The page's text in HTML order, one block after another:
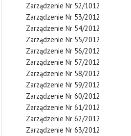
Zarządzenie Nr 52/1012
Zarządzenie Nr 53/2012
Zarządzenie Nr 54/2012
Zarządzenie Nr 55/2012
Zarządzenie Nr 56/2012
Zarządzenie Nr 57/2012
Zarządzenie Nr 58/2012
Zarządzenie Nr 59/2012
Zarządzenie Nr 60/2012
Zarządzenie Nr 61/2012
Zarządzenie Nr 62/2012
Zarządzenie Nr 63/2012